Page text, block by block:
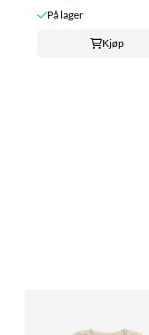
På lager
Kjøp